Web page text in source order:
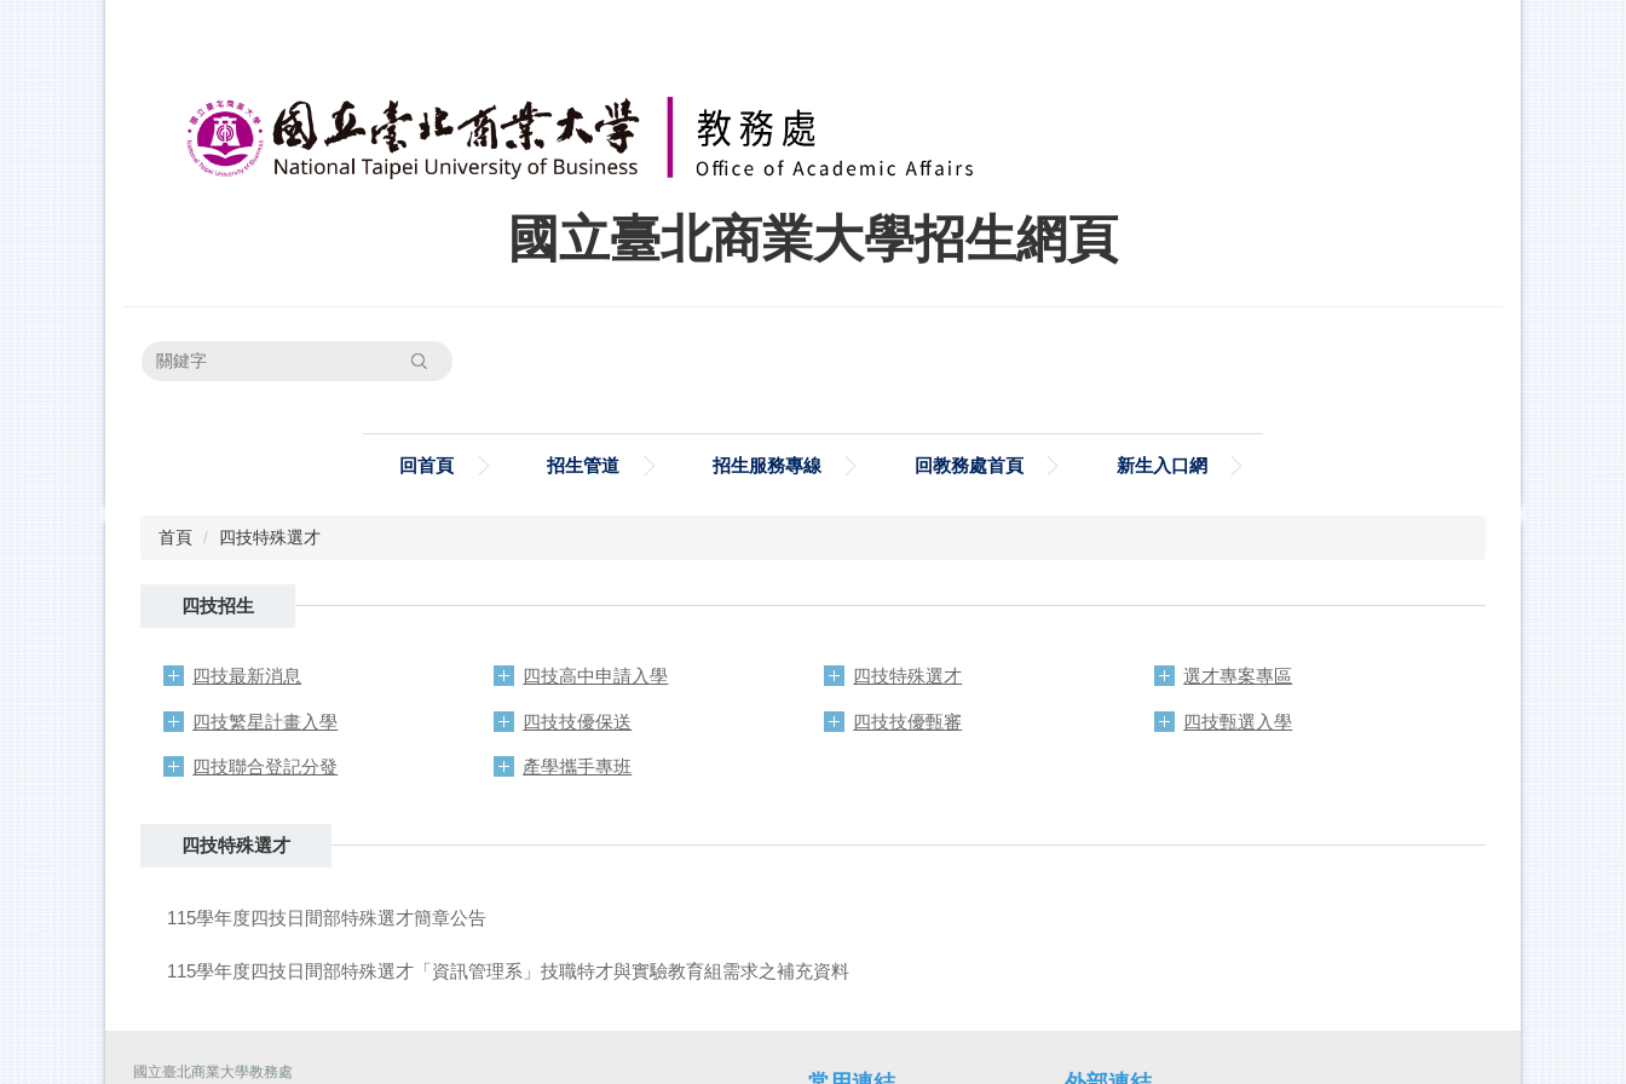
國立臺北商業大學招生網頁
搜尋
回首頁 招生管道 招生服務專線 回教務處首頁 新生入口網
首頁 四技特殊選才
四技招生
四技最新消息 四技高中申請入學 四技特殊選才 選才專案專區
四技繁星計畫入學 四技技優保送 四技技優甄審 四技甄選入學
四技聯合登記分發 產學攜手專班
四技特殊選才
115學年度四技日間部特殊選才簡章公告
115學年度四技日間部特殊選才「資訊管理系」技職特才與實驗教育組需求之補充資料
國立臺北商業大學教務處